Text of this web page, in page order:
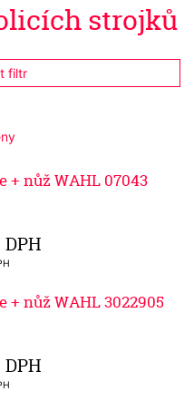
strojků
filtr
+ nůž WAHL 07043
DPH
+ nůž WAHL 3022905
DPH